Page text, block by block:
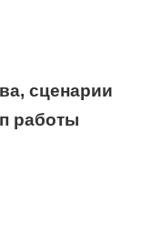
сценарии
работы